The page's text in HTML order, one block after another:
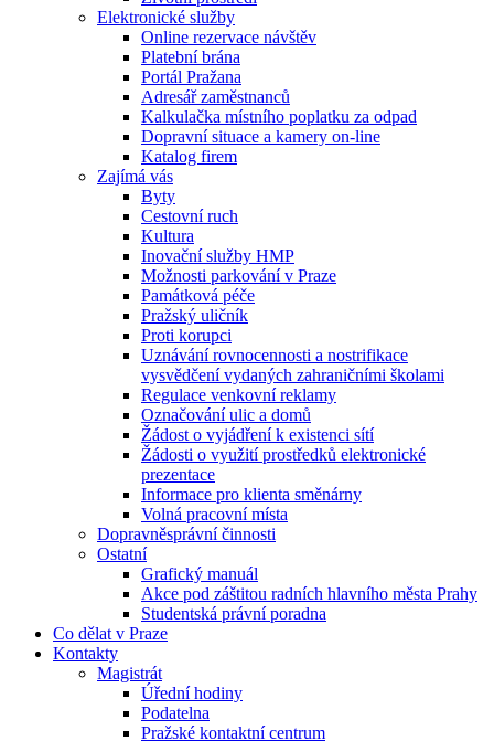
Elektronické služby
Online rezervace návštěv
Platební brána
Portál Pražana
Adresář zaměstnanců
Kalkulačka místního poplatku za odpad
Dopravní situace a kamery on-line
Katalog firem
Zajímá vás
Byty
Cestovní ruch
Kultura
Inovační služby HMP
Možnosti parkování v Praze
Památková péče
Pražský uličník
Proti korupci
Uznávání rovnocennosti a nostrifikace
vysvědčení vydaných zahraničními školami
Regulace venkovní reklamy
Označování ulic a domů
Žádost o vyjádření k existenci sítí
Žádosti o využití prostředků elektronické
prezentace
Informace pro klienta směnárny
Volná pracovní místa
Dopravněsprávní činnosti
Ostatní
Grafický manuál
Akce pod záštitou radních hlavního města Prahy
Studentská právní poradna
Co dělat v Praze
Kontakty
Magistrát
Úřední hodiny
Podatelna
Pražské kontaktní centrum